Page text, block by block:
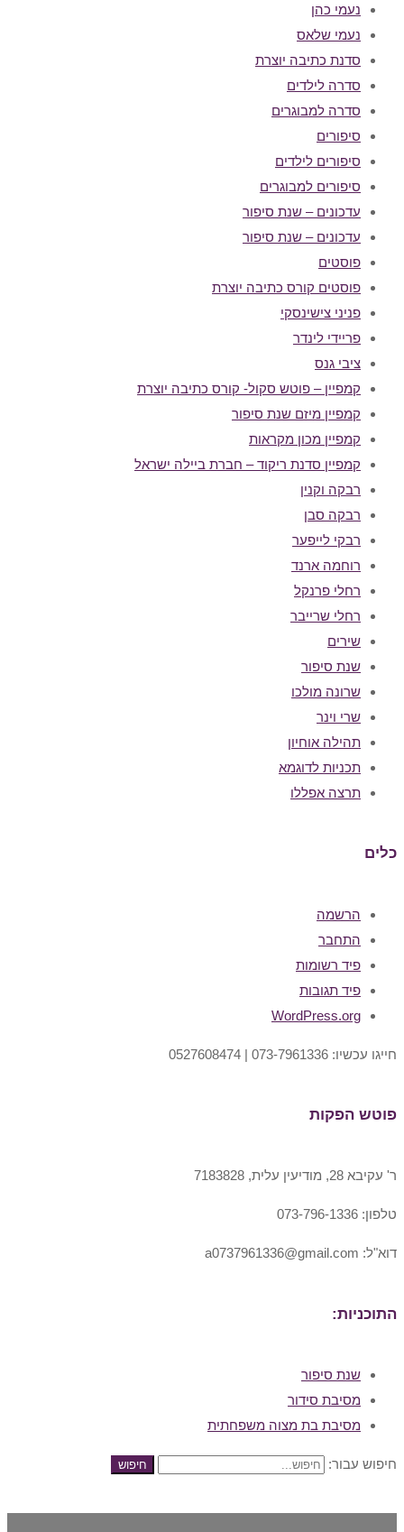
נעמי כהן
נעמי שלאס
סדנת כתיבה יוצרת
סדרה לילדים
סדרה למבוגרים
סיפורים
סיפורים לילדים
סיפורים למבוגרים
עדכונים – שנת סיפור
עדכונים – שנת סיפור
פוסטים
פוסטים קורס כתיבה יוצרת
פניני צישינסקי
פריידי לינדר
ציבי גנס
קמפיין – פוטש סקול- קורס כתיבה יוצרת
קמפיין מיזם שנת סיפור
קמפיין מכון מקראות
קמפיין סדנת ריקוד – חברת ביילה ישראל
רבקה וקנין
רבקה סבן
רבקי לייפער
רוחמה ארנד
רחלי פרנקל
רחלי שרייבר
שירים
שנת סיפור
שרונה מולכו
שרי וינר
תהילה אוחיון
תכניות לדוגמא
תרצה אפללו
כלים
הרשמה
התחבר
פיד רשומות
פיד תגובות
WordPress.org
חייגו עכשיו: 073-7961336 | 0527608474
פוטש הפקות
ר' עקיבא 28, מודיעין עלית, 7183828
טלפון: 073-796-1336
דוא"ל: a0737961336@gmail.com
התוכניות:
שנת סיפור
מסיבת סידור
מסיבת בת מצוה משפחתית
חיפוש עבור: חיפוש